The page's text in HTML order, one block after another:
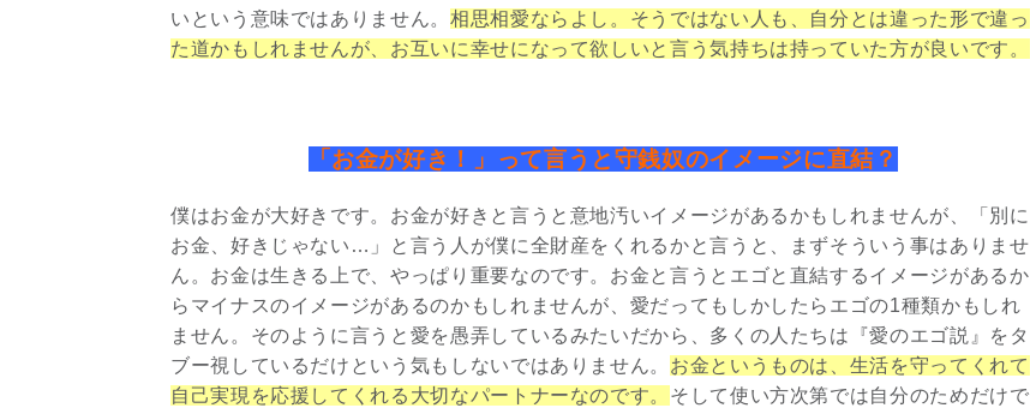
いという意味ではありません。 相思相愛ならよし。そうではない人も、自分とは違った形で違っ
た道かもしれませんが、お互いに幸せになって欲しいと言う気持ちは持っていた方が良いです。
「お金が好き！」って言うと守銭奴のイメージに直結？
僕はお金が大好きです。お金が好きと言うと意地汚いイメージがあるかもしれませんが、「別に
お金、好きじゃない…」と言う人が僕に全財産をくれるかと言うと、まずそういう事はありませ
ん。お金は生きる上で、やっぱり重要なのです。お金と言うとエゴと直結するイメージがあるか
らマイナスのイメージがあるのかもしれませんが、愛だってもしかしたらエゴの1種類かもしれ
ません。そのように言うと愛を愚弄しているみたいだから、多くの人たちは『愛のエゴ説』をタ
ブー視しているだけという気もしないではありません。 お金というものは、生活を守ってくれて
自己実現を応援してくれる大切なパートナーなのです。 そして使い方次第では自分のためだけで